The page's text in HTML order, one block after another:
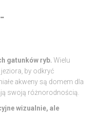
gatunków ryb. Wielu
by odkryć
akweny są domem dla
swoją różnorodnością.
wizualnie, ale